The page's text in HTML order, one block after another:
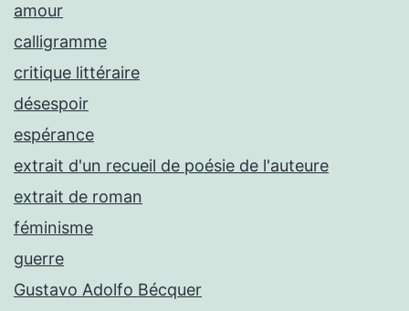
amour
calligramme
critique littéraire
désespoir
espérance
extrait d'un recueil de poésie de l'auteure
extrait de roman
féminisme
guerre
Gustavo Adolfo Bécquer